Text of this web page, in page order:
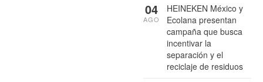
HEINEKEN México y
Ecolana presentan
campaña que busca
incentivar la
separación y el
reciclaje de residuos
04
AGO